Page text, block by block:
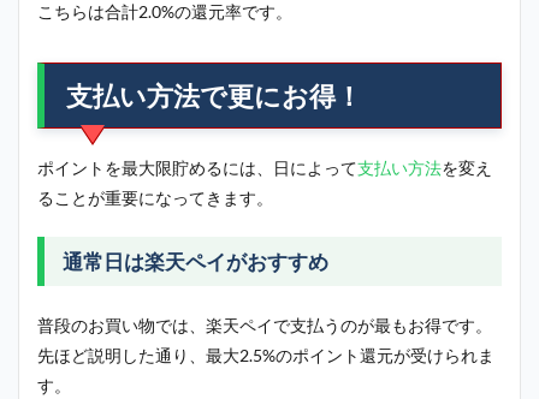
こちらは合計2.0%の還元率です。
支払い方法で更にお得！
ポイントを最大限貯めるには、日によって支払い方法を変え
ることが重要になってきます。
通常日は楽天ペイがおすすめ
普段のお買い物では、楽天ペイで支払うのが最もお得です。
先ほど説明した通り、最大2.5%のポイント還元が受けられま
す。